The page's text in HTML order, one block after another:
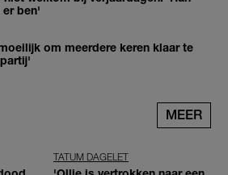
ben'
om meerdere keren klaar te
MEER
TATUM DAGELET